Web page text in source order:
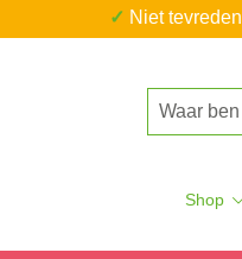
✓ Niet
Shop